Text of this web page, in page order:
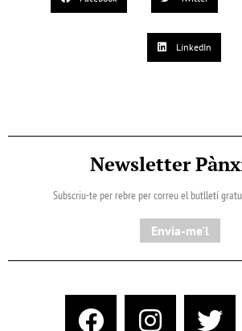
LinkedIn
Newsletter
Subscriu-te per rebre per correu el butlletí
Envia-me'l